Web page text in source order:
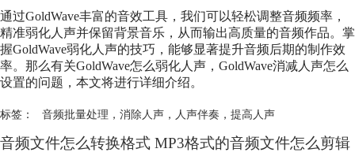
通过GoldWave丰富的音效工具，我们可以轻松调整音频频率，
精准弱化人声并保留背景音乐，从而输出高质量的音频作品。掌
握GoldWave弱化人声的技巧，能够显著提升音频后期的制作效
率。那么有关GoldWave怎么弱化人声，GoldWave消减人声怎么
设置的问题，本文将进行详细介绍。
标签： 音频批量处理 ， 消除人声， 人声伴奏 ， 提高人声
音频文件怎么转换格式 MP3格式的音频文件怎么剪辑